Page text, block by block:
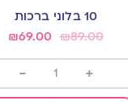
10 בלוני ברכות
₪89.00
₪69.00
+
-